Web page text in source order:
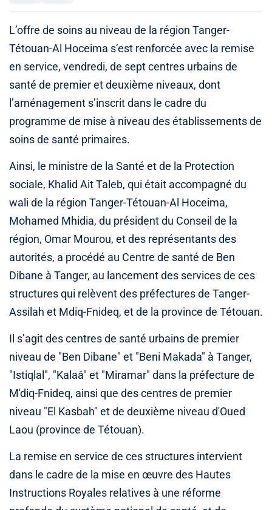
L’offre de soins au niveau de la région Tanger-
Tétouan-Al Hoceima s’est renforcée avec la remise
en service, vendredi, de sept centres urbains de
santé de premier et deuxième niveaux, dont
l’aménagement s’inscrit dans le cadre du
programme de mise à niveau des établissements de
soins de santé primaires.
Ainsi, le ministre de la Santé et de la Protection
sociale, Khalid Ait Taleb, qui était accompagné du
wali de la région Tanger-Tétouan-Al Hoceima,
Mohamed Mhidia, du président du Conseil de la
région, Omar Mourou, et des représentants des
autorités, a procédé au Centre de santé de Ben
Dibane à Tanger, au lancement des services de ces
structures qui relèvent des préfectures de Tanger-
Assilah et Mdiq-Fnideq, et de la province de Tétouan.
Il s’agit des centres de santé urbains de premier
niveau de "Ben Dibane" et "Beni Makada" à Tanger,
"Istiqlal", "Kalaâ" et "Miramar" dans la préfecture de
M'diq-Fnideq, ainsi que des centres de premier
niveau "El Kasbah" et de deuxième niveau d'Oued
Laou (province de Tétouan).
La remise en service de ces structures intervient
dans le cadre de la mise en œuvre des Hautes
Instructions Royales relatives à une réforme